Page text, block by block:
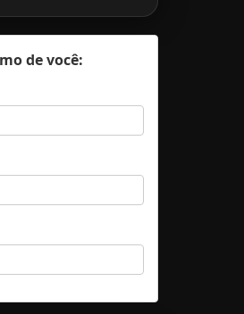
de você: